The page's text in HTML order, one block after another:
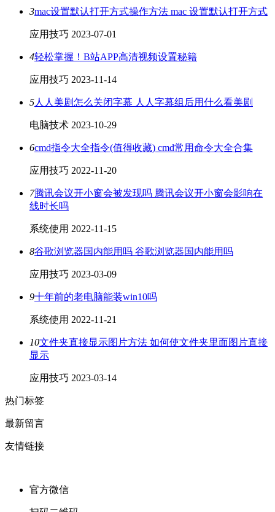
3mac设置默认打开方式操作方法 mac 设置默认打开方式
应用技巧 2023-07-01
4轻松掌握！B站APP高清视频设置秘籍
应用技巧 2023-11-14
5人人美剧怎么关闭字幕 人人字幕组后用什么看美剧
电脑技术 2023-10-29
6cmd指令大全指令(值得收藏) cmd常用命令大全合集
应用技巧 2022-11-20
7腾讯会议开小窗会被发现吗 腾讯会议开小窗会影响在
线时长吗
系统使用 2022-11-15
8谷歌浏览器国内能用吗 谷歌浏览器国内能用吗
应用技巧 2023-03-09
9十年前的老电脑能装win10吗
系统使用 2022-11-21
10文件夹直接显示图片方法 如何使文件夹里面图片直接
显示
应用技巧 2023-03-14
热门标签
最新留言
友情链接
官方微信